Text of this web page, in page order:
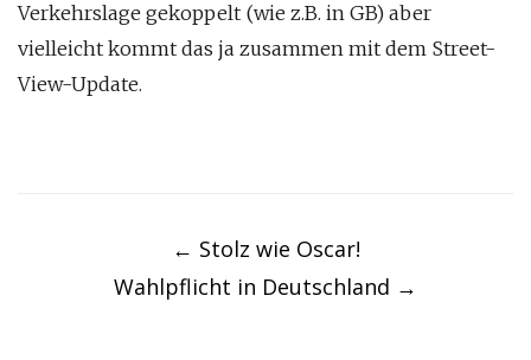
Verkehrslage gekoppelt (wie z.B. in GB) aber
vielleicht kommt das ja zusammen mit dem Street-
View-Update.
← Stolz wie Oscar!
Wahlpflicht in Deutschland →